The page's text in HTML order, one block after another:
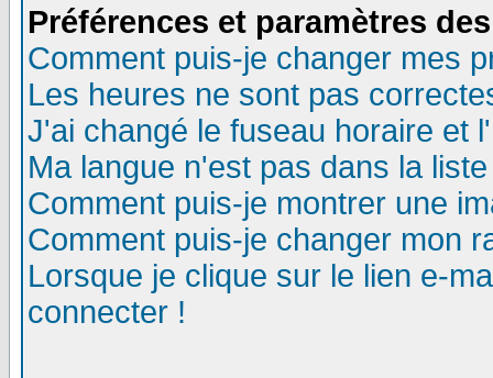
Préférences et paramètres
Comment puis-je changer mes
Les heures ne sont pas
J'ai changé le fuseau horaire et
Ma langue n'est pas dans la
Comment puis-je montrer une
Comment puis-je changer mon
Lorsque je clique sur le lien e-
connecter !